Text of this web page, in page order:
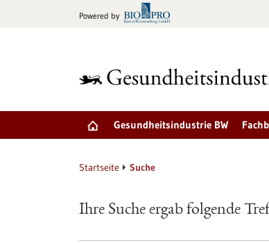
Powered by
Gesundheitsindustrie BW
Startseite Suche
Ihre Suche ergab folgende